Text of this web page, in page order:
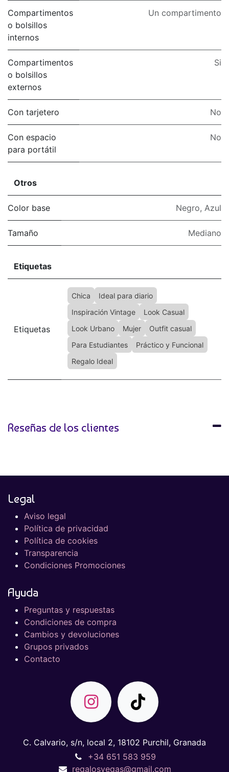
Compartimentos
o bolsillos
internos
Un compartimento
Compartimentos
o bolsillos
externos
Si
Con tarjetero No
Con espacio
para portátil
No
Otros
Color base Negro, Azul
Tamaño Mediano
Etiquetas
Etiquetas
Chica
Ideal para diario
Inspiración Vintage
Look Casual
Look Urbano
Mujer
Outfit casual
Para Estudiantes
Práctico y Funcional
Regalo Ideal
Reseñas de los clientes
Legal
Aviso legal
Política de privacidad
Política de cookies
Transparencia
Condiciones Promociones
Ayuda
Preguntas y respuestas
Condiciones de compra
Cambios y devoluciones
Grupos privados
Contacto
C. Calvario, s/n, local 2, 18102 Purchil, Granada
+34 651 583 959
regalosvegas@gmail.com